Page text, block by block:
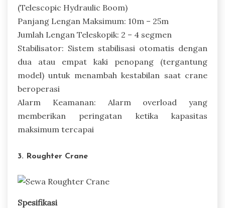
(Telescopic Hydraulic Boom)
Panjang Lengan Maksimum: 10m – 25m
Jumlah Lengan Teleskopik: 2 – 4 segmen
Stabilisator: Sistem stabilisasi otomatis dengan
dua atau empat kaki penopang (tergantung
model) untuk menambah kestabilan saat crane
beroperasi
Alarm Keamanan: Alarm overload yang
memberikan peringatan ketika kapasitas
maksimum tercapai
3. Roughter Crane
Spesifikasi